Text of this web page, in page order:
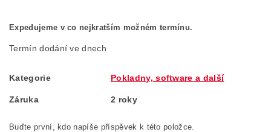
Expedujeme v co nejkratším možném termínu.
Termín dodání ve dnech
Kategorie Pokladny, software a další
Záruka 2 roky
Buďte první, kdo napíše příspěvek k této položce.